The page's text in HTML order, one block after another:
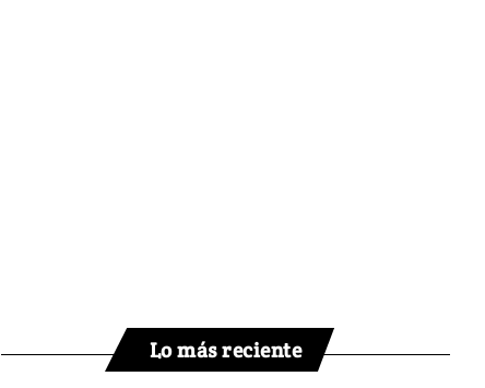
Lo más reciente